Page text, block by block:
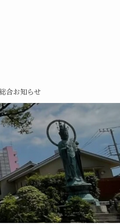
合お知らせ